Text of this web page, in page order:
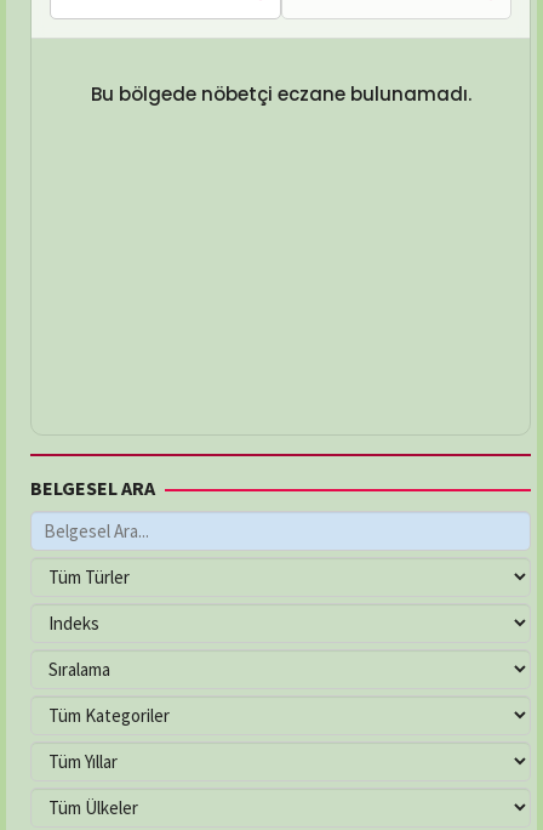
Bu bölgede nöbetçi eczane bulunamadı.
BELGESEL ARA